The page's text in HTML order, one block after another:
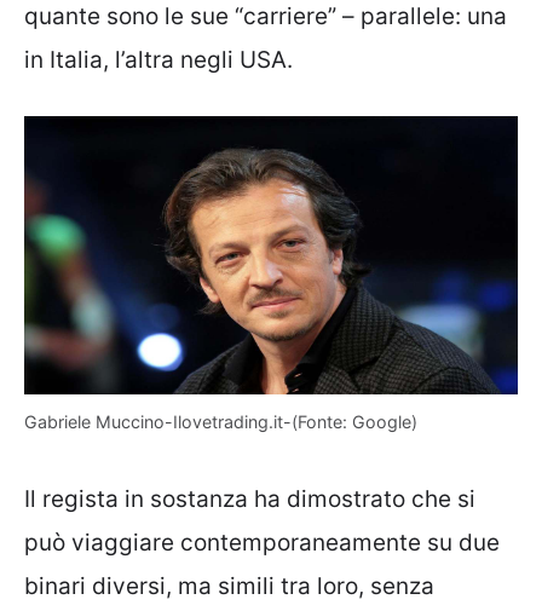
quante sono le sue “carriere” – parallele: una
in Italia, l’altra negli USA.
Gabriele Muccino-Ilovetrading.it-(Fonte: Google)
Il regista in sostanza ha dimostrato che si
può viaggiare contemporaneamente su due
binari diversi, ma simili tra loro, senza